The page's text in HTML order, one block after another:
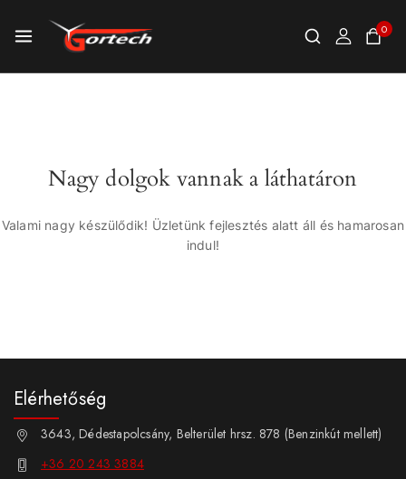
0
Nagy dolgok vannak a láthatáron
Valami nagy készülődik! Üzletünk fejlesztés alatt áll és hamarosan
indul!
Elérhetőség
3643, Dédestapolcsány, Belterület hrsz. 878 (Benzinkút mellett)
+36 20 243 3884